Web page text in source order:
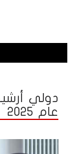
دولي
عام 2025